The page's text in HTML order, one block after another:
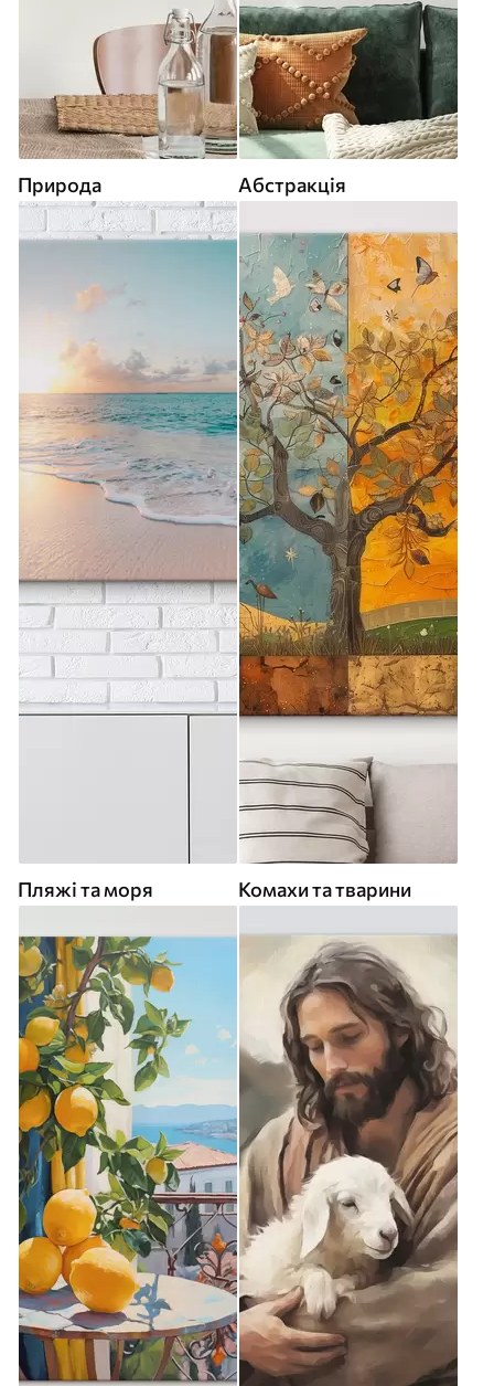
Природа Абстракція
Пляжі та моря Комахи та тварини